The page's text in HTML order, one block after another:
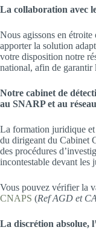
La collaboration avec
Nous agissons en
apporter la solution
votre disposition notre
national, afin de garantir
Notre cabinet de
au SNARP et au
La formation juridique et
du dirigeant du Cabinet
des procédures
incontestable devant les
Vous pouvez vérifier la
CNAPS (Ref AGD et
La discrétion absolue,